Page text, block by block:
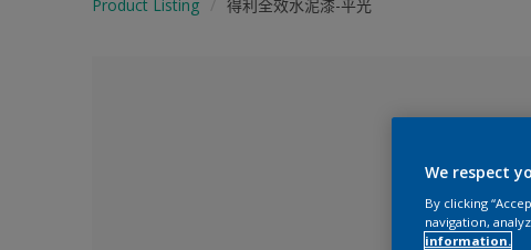
Product Listing 得利全效水泥漆-平光
We respect
By clicking
navigation,
information.